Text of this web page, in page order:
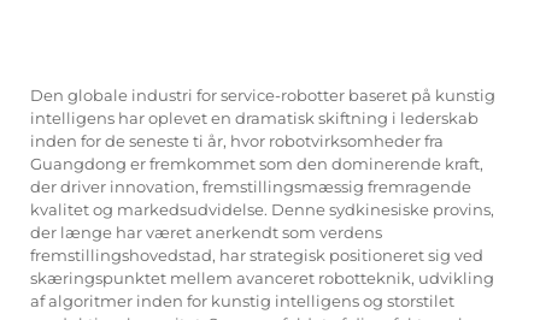
Den globale industri for service-robotter baseret på kunstig
intelligens har oplevet en dramatisk skiftning i lederskab
inden for de seneste ti år, hvor robotvirksomheder fra
Guangdong er fremkommet som den dominerende kraft,
der driver innovation, fremstillingsmæssig fremragende
kvalitet og markedsudvidelse. Denne sydkinesiske provins,
der længe har været anerkendt som verdens
fremstillingshovedstad, har strategisk positioneret sig ved
skæringspunktet mellem avanceret robotteknik, udvikling
af algoritmer inden for kunstig intelligens og storstilet